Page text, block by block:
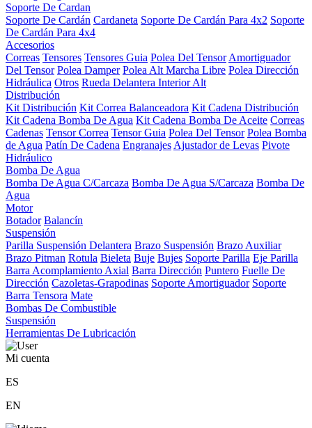
Soporte De Cardan
Soporte De Cardán Cardaneta Soporte De Cardán Para 4x2 Soporte
De Cardán Para 4x4
Accesorios
Correas Tensores Tensores Guia Polea Del Tensor Amortiguador
Del Tensor Polea Damper Polea Alt Marcha Libre Polea Dirección
Hidráulica Otros Rueda Delantera Interior Alt
Distribución
Kit Distribución Kit Correa Balanceadora Kit Cadena Distribución
Kit Cadena Bomba De Agua Kit Cadena Bomba De Aceite Correas
Cadenas Tensor Correa Tensor Guia Polea Del Tensor Polea Bomba
de Agua Patín De Cadena Engranajes Ajustador de Levas Pivote
Hidráulico
Bomba De Agua
Bomba De Agua C/Carcaza Bomba De Agua S/Carcaza Bomba De
Agua
Motor
Botador Balancín
Suspensión
Parilla Suspensión Delantera Brazo Suspensión Brazo Auxiliar
Brazo Pitman Rotula Bieleta Buje Bujes Soporte Parilla Eje Parilla
Barra Acomplamiento Axial Barra Dirección Puntero Fuelle De
Dirección Cazoletas-Grapodinas Soporte Amortiguador Soporte
Barra Tensora Mate
Bombas De Combustible
Suspensión
Herramientas De Lubricación
Mi cuenta
ES
EN